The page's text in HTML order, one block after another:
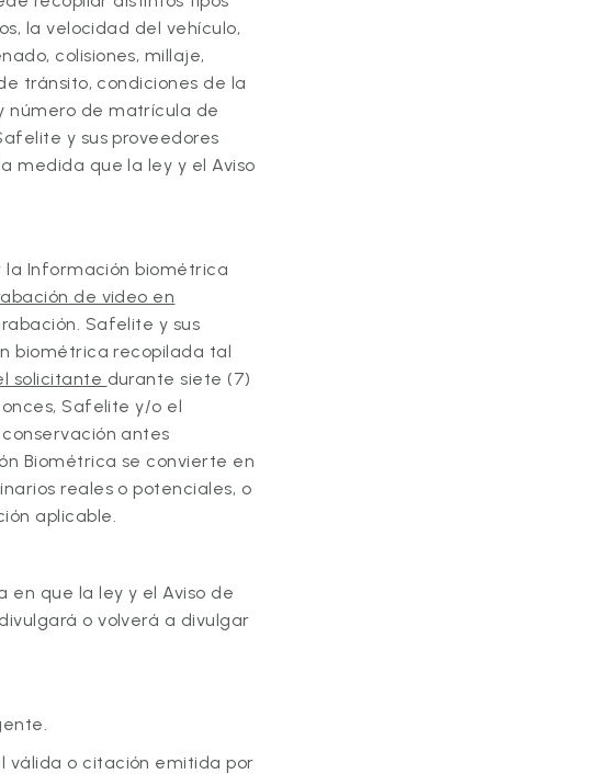
la velocidad del vehículo,
colisiones, millaje,
tránsito, condiciones de la
número de matrícula de
y sus proveedores
medida que la ley y el Aviso
la Información biométrica
de video en
Safelite y sus
biométrica recopilada tal
solicitante durante siete (7)
Safelite y/o el
antes
Biométrica se convierte en
reales o potenciales, o
aplicable.
que la ley y el Aviso de
o volverá a divulgar
válida o citación emitida por